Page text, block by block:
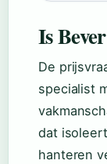
Is
De
specialist
dat
hanteren